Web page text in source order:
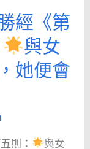
經《第
與女
她便會
則：
與女